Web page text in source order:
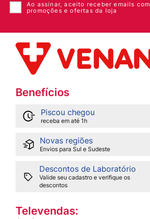
Ao assinar, aceito receber emails com
promoções e ofertas da loja
Benefícios
Piscou chegou
receba em até 1h
Novas regiões
Envios para Sul e Sudeste
Descontos de Laboratório
Valide seu cadastro e verifique os
descontos
Televendas: